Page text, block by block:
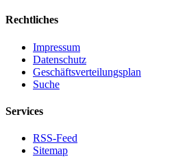
Rechtliches
Impressum
Datenschutz
Geschäftsverteilungsplan
Suche
Services
RSS-Feed
Sitemap